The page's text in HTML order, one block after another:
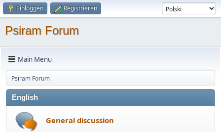
Einloggen Registrieren
Psiram Forum
Main Menu
Psiram Forum
English
General discussion